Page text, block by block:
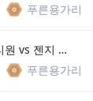
푸른용가리
[LCK] 결승전 4연속 티원 vs 젠지 확정
푸른용가리